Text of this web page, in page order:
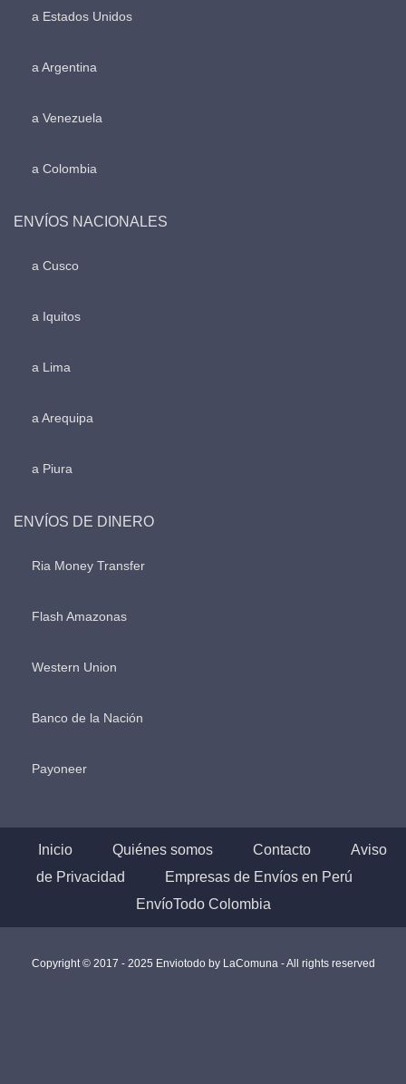
a Estados Unidos
a Argentina
a Venezuela
a Colombia
ENVÍOS NACIONALES
a Cusco
a Iquitos
a Lima
a Arequipa
a Piura
ENVÍOS DE DINERO
Ria Money Transfer
Flash Amazonas
Western Union
Banco de la Nación
Payoneer
Inicio Quiénes somos Contacto
Aviso
de Privacidad
Empresas de Envíos en Perú
EnvíoTodo Colombia
Copyright © 2017 - 2025 Enviotodo by LaComuna- All rights reserved